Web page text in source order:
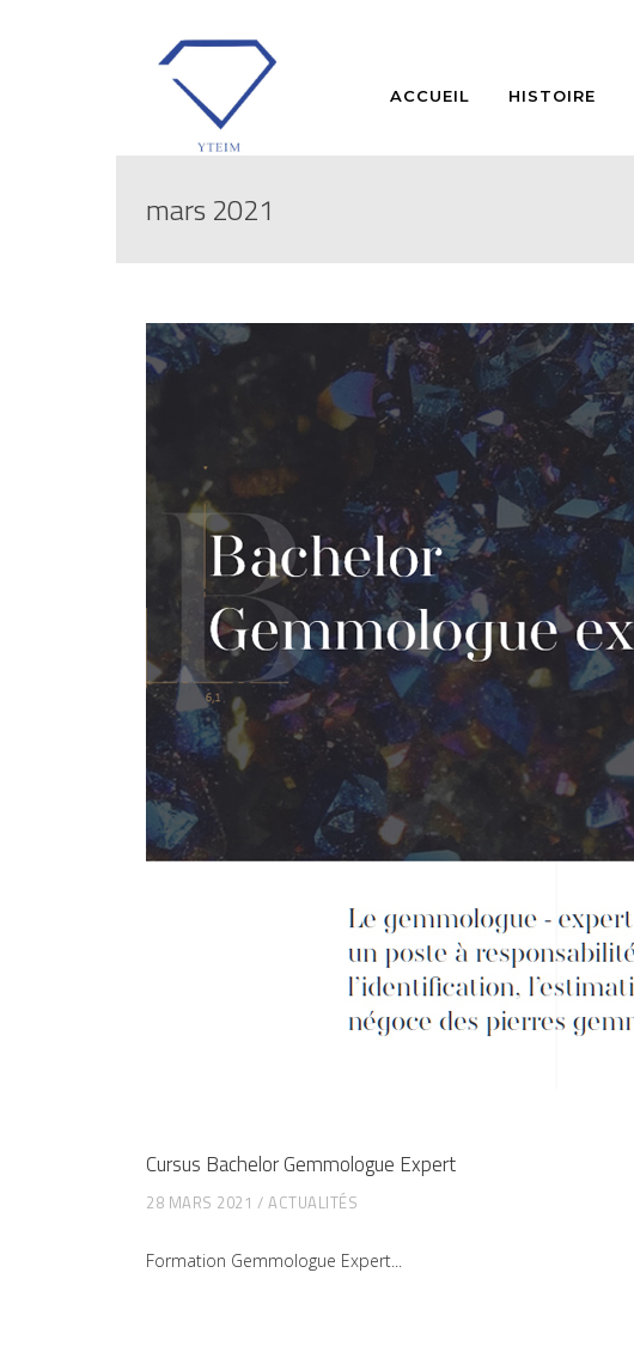
ACCUEIL HISTOIRE
mars 2021
Cursus Bachelor Gemmologue Expert
28 MARS 2021 ACTUALITÉS
Formation Gemmologue Expert